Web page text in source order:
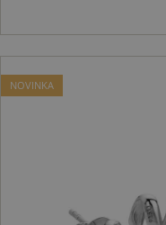
NOVINKA